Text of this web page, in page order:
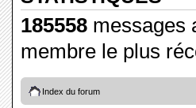
185558 messages
membre le plus
Index du forum